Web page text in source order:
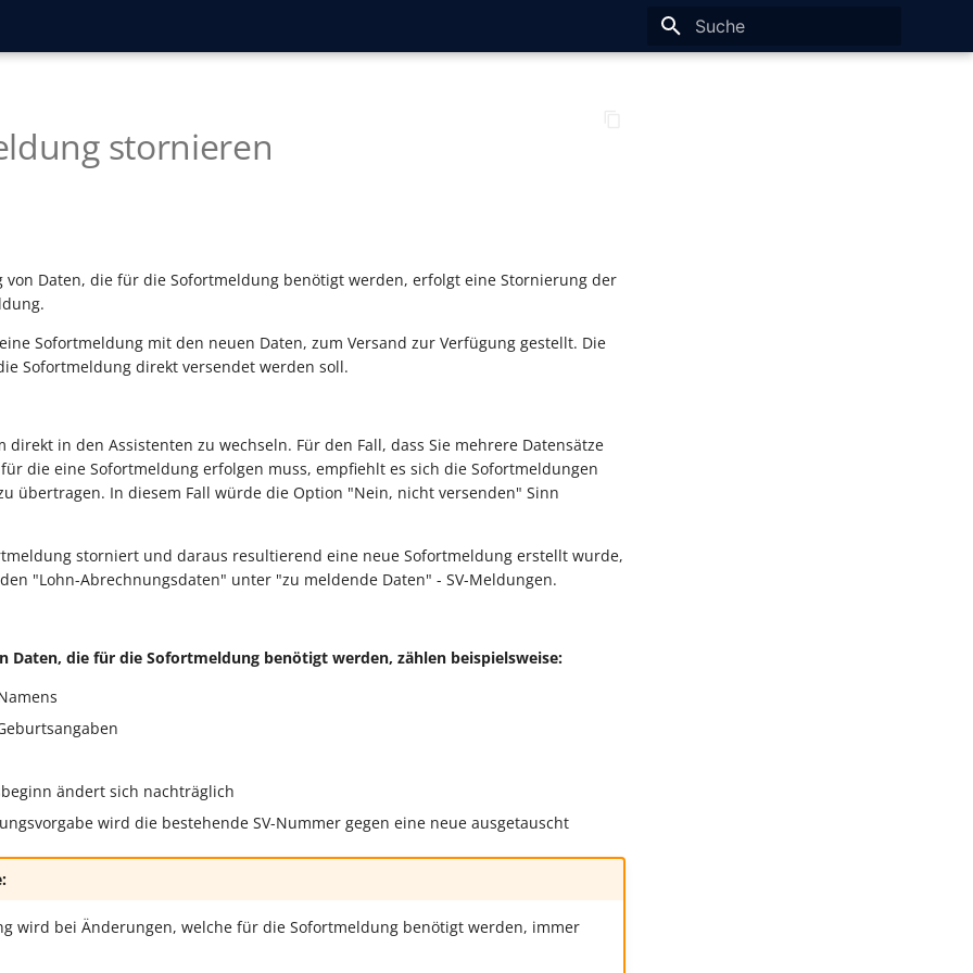
stornieren
von Daten, die für die Sofortmeldung benötigt werden, erfolgt eine Stornierung der
Sofortmeldung mit den neuen Daten, zum Versand zur Verfügung gestellt. Die
Sofortmeldung direkt versendet werden soll.
direkt in den Assistenten zu wechseln. Für den Fall, dass Sie mehrere Datensätze
die eine Sofortmeldung erfolgen muss, empfiehlt es sich die Sofortmeldungen
übertragen. In diesem Fall würde die Option "Nein, nicht versenden" Sinn
storniert und daraus resultierend eine neue Sofortmeldung erstellt wurde,
"Lohn-Abrechnungsdaten" unter "zu meldende Daten" - SV-Meldungen.
Daten, die für die Sofortmeldung benötigt werden, zählen beispielsweise:
ändert sich nachträglich
wird die bestehende SV-Nummer gegen eine neue ausgetauscht
wird bei Änderungen, welche für die Sofortmeldung benötigt werden, immer